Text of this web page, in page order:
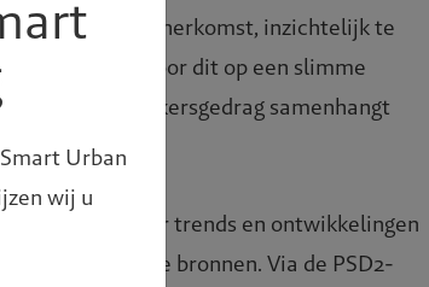
op hun herkomst, inzichtelijk te
de uitgaven. Door dit op een slimme
hoe bezoekersgedrag samenhangt
het jaar trends en ontwikkelingen
betrouwbare bronnen. Via de PSD2-
Urban
wij u